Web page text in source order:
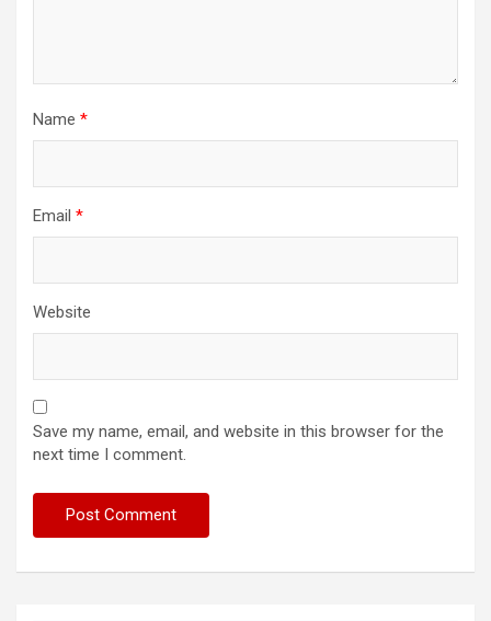
Name *
Email *
Website
Save my name, email, and website in this browser for the
next time I comment.